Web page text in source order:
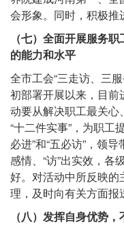
会形象。同时，积极推
（七）全面开展服务
的能力和水平
全市工会“三走访、三
初部署开展以来，目
动要从解决职工最关
“十二件实事”，为职工
必进”和“五必访”，领
感情、“访”出实效，各
好。对活动中所反映
理，及时向有关方面报
（八）发挥自身优势